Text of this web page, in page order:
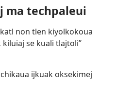
ma techpaleui
non tlen kiyolkokoua
se kuali tlajtoli”
ijkuak oksekimej